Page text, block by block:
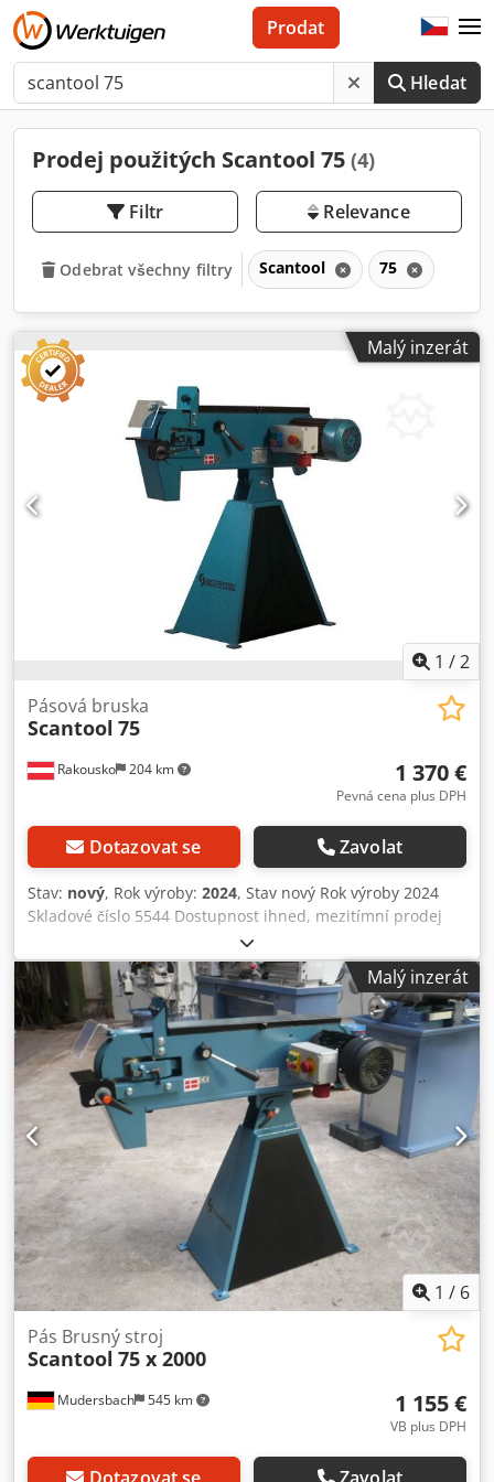
Hledat
Prodat
Prodej použitých Scantool 75 (4)
Filtr Relevance
Odebrat všechny filtry Scantool 75
Malý inzerát
1 /2
Rakousko 204 km
Pásová bruska
Scantool 75
1 370 €
Pevná cena plus DPH
Dotazovat se Zavolat
Stav: nový, Rok výroby: 2024, Stav nový Rok výroby 2024
Skladové číslo 5544 Dostupnost ihned, mezitímní prodej
vyhrazen Země původu Polsko Cena 1370 € Skladem 1 ks
Šířka broušení 75 mm Rozměry brusného pásu 2 000 x 75
mm Kontaktní válec 200 x 75 x 42 ø mm Rovná brousicí
plocha 605 mm Dedpfx Adeynmwwekekr Otáčky 3 000
1/min Výkon motoru 3 kW Délka 1 025 mm Šířka 500 mm
Výška 1 000 mm Hmotnost 76 kg Průmyslová podlahová
pásová bruska s následujícími výhodami: - Samostatné
nouzové zastavení - Brzda motoru - Bezpečný provoz -
Jednoduché a praktické ovládání - Snadné nastavení -
Rychlá a snadná výměna brusného pásu bez nářadí - 5 let
záruka na motor - Optimální bezpečnost
Malý inzerát
1 / 6
Mudersbach 545 km
Pás Brusný stroj
Scantool 75 x 2000
1 155 €
VB plus DPH
Dotazovat se Zavolat